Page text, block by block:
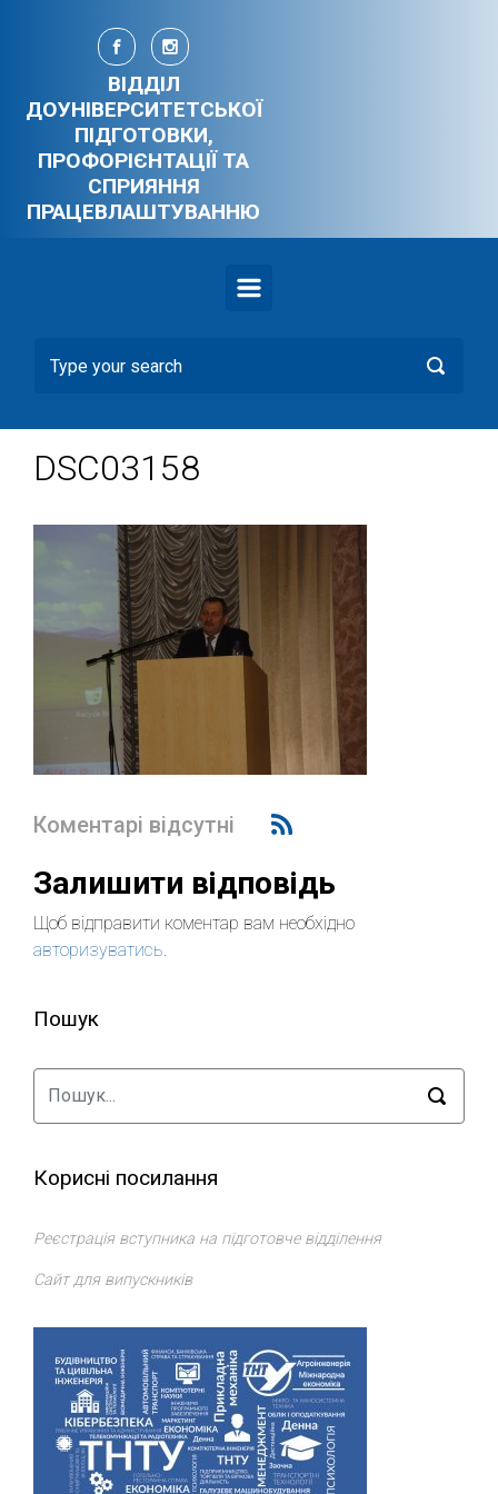
Skip to main content
ВІДДІЛ
ДОУНІВЕРСИТЕТСЬКОЇ
ПІДГОТОВКИ,
ПРОФОРІЄНТАЦІЇ ТА
СПРИЯННЯ
ПРАЦЕВЛАШТУВАННЮ
DSC03158
Коментарі відсутні
Залишити відповідь
Щоб відправити коментар вам необхідно
авторизуватись.
Пошук
Корисні посилання
Реєстрація вступника на підготовче відділення
Сайт для випускників